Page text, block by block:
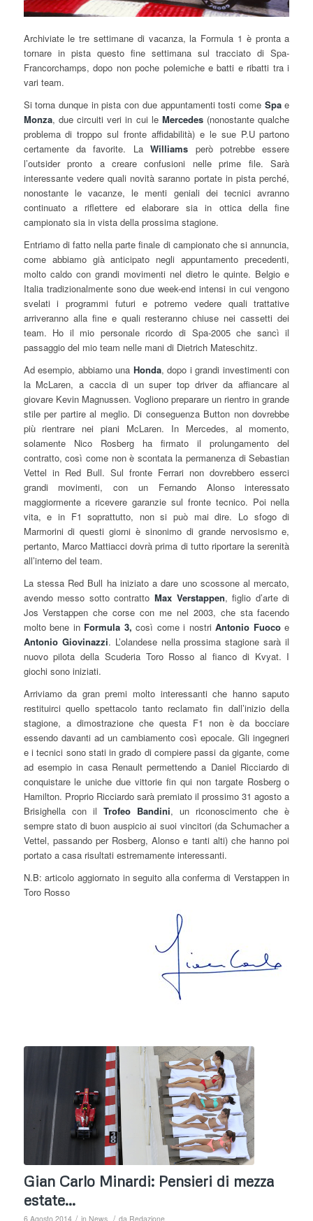
Archiviate le tre settimane di vacanza, la Formula 1 è pronta a
tornare in pista questo fine settimana sul tracciato di Spa-
Francorchamps, dopo non poche polemiche e batti e ribatti tra i
vari team.
Si torna dunque in pista con due appuntamenti tosti come Spae
Monza, due circuiti veri in cui le Mercedes (nonostante qualche
problema di troppo sul fronte affidabilità) e le sue P.U partono
certamente da favorite. LaWilliams però potrebbe essere
l’outsider pronto a creare confusioni nelle prime file. Sarà
interessante vedere quali novità saranno portate in pista perché,
nonostante le vacanze, le menti geniali dei tecnici avranno
continuato a riflettere ed elaborare sia in ottica della fine
campionato sia in vista della prossima stagione.
Entriamo di fatto nella parte finale di campionato che si annuncia,
come abbiamo già anticipato negli appuntamento precedenti,
molto caldo con grandi movimenti nel dietro le quinte. Belgio e
Italia tradizionalmente sono due week-end intensi in cui vengono
svelati i programmi futuri e potremo vedere quali trattative
arriveranno alla fine e quali resteranno chiuse nei cassetti dei
team. Ho il mio personale ricordo di Spa-2005 che sancì il
passaggio del mio team nelle mani di ‎Dietrich Mateschitz.
Ad esempio, abbiamo una Honda, dopo i grandi investimenti con
la McLaren, a caccia di un super top driver da affiancare al
giovare Kevin Magnussen. Vogliono preparare un rientro in grande
stile per partire al meglio. Di conseguenza Button non dovrebbe
più rientrare nei piani McLaren. In Mercedes, al momento,
solamente Nico Rosberg ha firmato il prolungamento del
contratto, così come non è scontata la permanenza di Sebastian
Vettel in Red Bull. Sul fronte Ferrari non dovrebbero esserci
grandi movimenti, con un Fernando Alonso interessato
maggiormente a ricevere garanzie sul fronte tecnico. Poi nella
vita, e in F1 soprattutto, non si può mai dire. Lo sfogo di
Marmorini di questi giorni è sinonimo di grande nervosismo e,
pertanto, Marco Mattiacci dovrà prima di tutto riportare la serenità
all’interno del team.
La stessa Red Bull ha iniziato a dare uno scossone al mercato,
avendo messo sotto contratto Max Verstappen, figlio d’arte di
Jos Verstappen che corse con me nel 2003, che sta facendo
molto bene in Formula 3, così come i nostriAntonio Fuocoe
Antonio Giovinazzi. L’olandese nella prossima stagione sarà il
nuovo pilota della Scuderia Toro Rosso al fianco di Kvyat. I
giochi sono iniziati.
Arriviamo da gran premi molto interessanti che hanno saputo
restituirci quello spettacolo tanto reclamato fin dall’inizio della
stagione, a dimostrazione che questa F1 non è da bocciare
essendo davanti ad un cambiamento così epocale. Gli ingegneri
e i tecnici sono stati in grado di compiere passi da gigante, come
ad esempio in casa Renault permettendo a Daniel Ricciardo di
conquistare le uniche due vittorie fin qui non targate Rosberg o
Hamilton. Proprio Ricciardo sarà premiato il prossimo 31 agosto a
Brisighella con il Trofeo Bandini, un riconoscimento che è
sempre stato di buon auspicio ai suoi vincitori (da Schumacher a
Vettel, passando per Rosberg, Alonso e tanti alti) che hanno poi
portato a casa risultati estremamente interessanti.
N.B: articolo aggiornato in seguito alla conferma di Verstappen in
Toro Rosso
Gian Carlo Minardi: Pensieri di mezza
estate…
6 Agosto 2014 / in News / da Redazione